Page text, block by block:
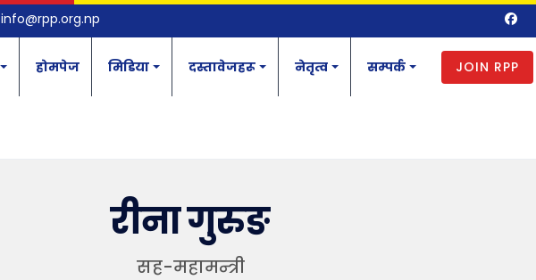
info@rpp.org.np
होमपेज मिडिया दस्तावेजहरू नेतृत्व सम्पर्क JOIN RPP
रीना गुरुङ
सह-महामन्त्री